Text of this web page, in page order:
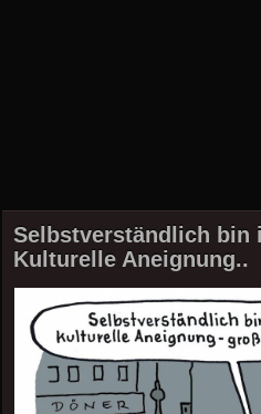
Selbstverständlich bin
Kulturelle Aneignung..